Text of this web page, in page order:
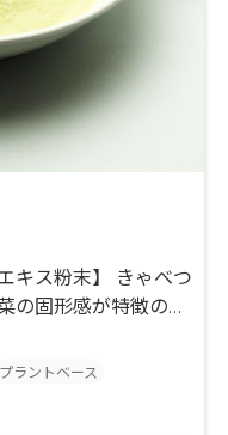
キス粉末】 きゃべつ
の固形感が特徴の単
を使用しておりま
パウダー品になり
食品にもお使いいた
プラントベース